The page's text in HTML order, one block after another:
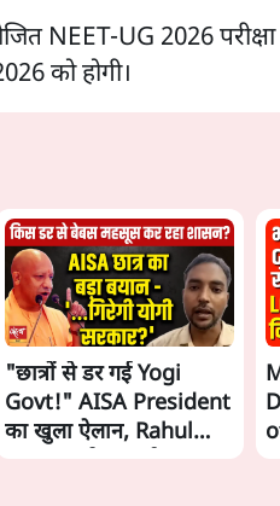
NEET-UG 2026 परीक्षा
को होगी।
"छात्रों से डर गई Yogi
Govt!" AISA President
का खुला ऐलान, Rahul